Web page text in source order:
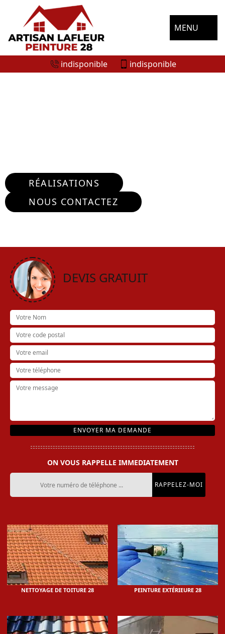
MENU
indisponible indisponible
RÉALISATIONS
NOUS CONTACTEZ
DEVIS GRATUIT
ON VOUS RAPPELLE IMMEDIATEMENT
NETTOYAGE DE TOITURE 28 PEINTURE EXTÉRIEURE 28